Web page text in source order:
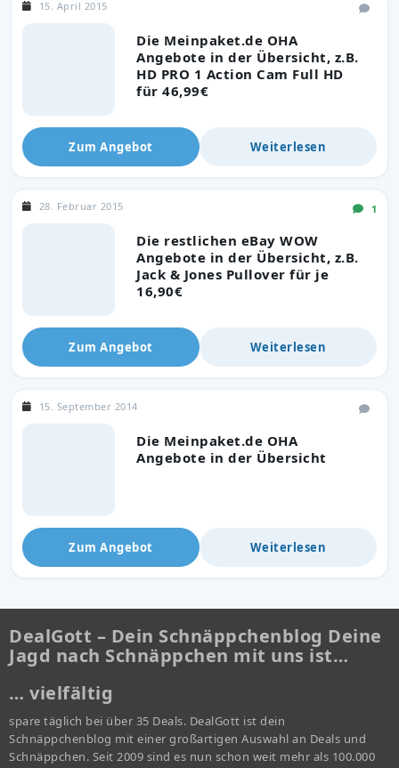
Die Meinpaket.de OHA
Angebote in der Übersicht, z.B.
HD PRO 1 Action Cam Full HD
für 46,99€
15. April 2015
Zum Angebot Weiterlesen
Die restlichen eBay WOW
Angebote in der Übersicht, z.B.
Jack & Jones Pullover für je
16,90€
28. Februar 2015 1
Zum Angebot Weiterlesen
Die Meinpaket.de OHA
Angebote in der Übersicht
15. September 2014
Zum Angebot Weiterlesen
DealGott – Dein Schnäppchenblog Deine
Jagd nach Schnäppchen mit uns ist…
… vielfältig
spare täglich bei über 35 Deals. DealGott ist dein
Schnäppchenblog mit einer großartigen Auswahl an Deals und
Schnäppchen. Seit 2009 sind es nun schon weit mehr als 100.000